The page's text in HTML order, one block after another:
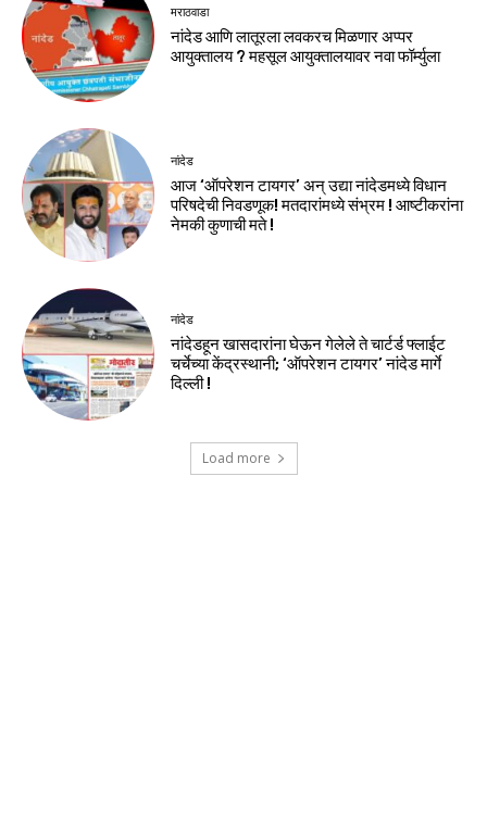
मराठवाडा
नांदेड आणि लातूरला लवकरच मिळणार अप्पर
आयुक्तालय ? महसूल आयुक्तालयावर नवा फॉर्म्युला
नांदेड
आज ‘ऑपरेशन टायगर’ अन् उद्या नांदेडमध्ये विधान
परिषदेची निवडणूक! मतदारांमध्ये संभ्रम ! आष्टीकरांना
नेमकी कुणाची मते !
नांदेड
नांदेडहून खासदारांना घेऊन गेलेले ते चार्टर्ड फ्लाईट
चर्चेच्या केंद्रस्थानी; ‘ऑपरेशन टायगर’ नांदेड मार्गे
दिल्ली !
Load more